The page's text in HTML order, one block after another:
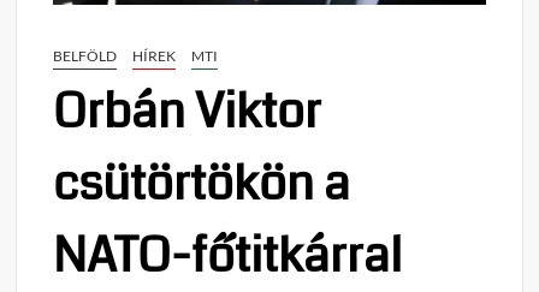
BELFÖLD HÍREK MTI
Orbán Viktor
csütörtökön a
NATO-főtitkárral